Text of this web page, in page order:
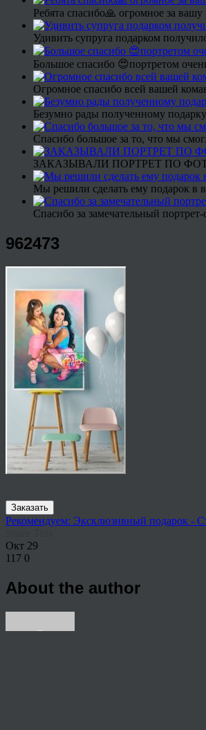
Ребята спасибо🙏 огромное за
Удивить супруга подарком
Большое спасибо 😍портретом
Огромное спасибо всей вашей
Безумно рады полученному
Спасибо большое за то, что мы
ЗАКАЗЫВАЛИ ПОРТРЕТ ПО
Мы решили сделать ему подарок в
Спасибо за замечательный
962473
Заказать
Рекомендуем: Эксклюзивный подарок -
Окт 29
117 0
About the author